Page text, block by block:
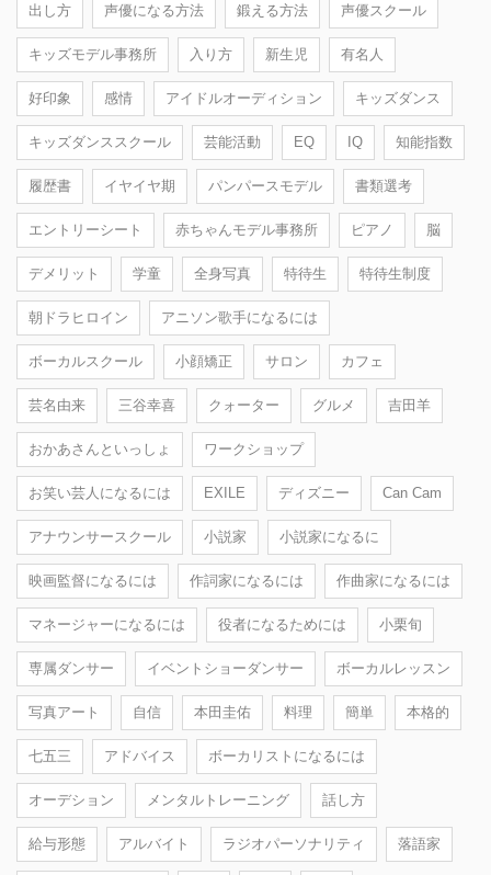
出し方 声優になる方法 鍛える方法 声優スクール
キッズモデル事務所 入り方 新生児 有名人
好印象 感情 アイドルオーディション キッズダンス
キッズダンススクール 芸能活動 EQ IQ 知能指数
履歴書 イヤイヤ期 パンパースモデル 書類選考
エントリーシート 赤ちゃんモデル事務所 ピアノ 脳
デメリット 学童 全身写真 特待生 特待生制度
朝ドラヒロイン アニソン歌手になるには
ボーカルスクール 小顔矯正 サロン カフェ
芸名由来 三谷幸喜 クォーター グルメ 吉田羊
おかあさんといっしょ ワークショップ
お笑い芸人になるには EXILE ディズニー Can Cam
アナウンサースクール 小説家 小説家になるに
映画監督になるには 作詞家になるには 作曲家になるには
マネージャーになるには 役者になるためには 小栗旬
専属ダンサー イベントショーダンサー ボーカルレッスン
写真アート 自信 本田圭佑 料理 簡単 本格的
七五三 アドバイス ボーカリストになるには
オーデション メンタルトレーニング 話し方
給与形態 アルバイト ラジオパーソナリティ 落語家